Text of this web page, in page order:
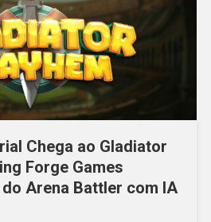
Chega ao Gladiator
Forge Games
do Arena Battler com IA